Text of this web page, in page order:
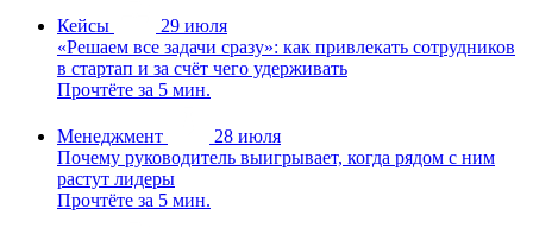
Кейсы
29 июля
«Решаем все задачи сразу»: как привлекать сотрудников
в стартап и за счёт чего удерживать
Прочтёте за 5 мин.
Менеджмент
28 июля
Почему руководитель выигрывает, когда рядом с ним
растут лидеры
Прочтёте за 5 мин.